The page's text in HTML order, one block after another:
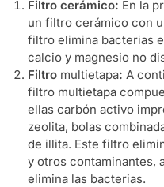
Filtro cerámico: En la
un filtro cerámico con
filtro elimina bacterias
calcio y magnesio no
Filtro multietapa: A
filtro multietapa
ellas carbón activo
zeolita, bolas
de illita. Este filtro
y otros contaminantes,
elimina las bacterias.